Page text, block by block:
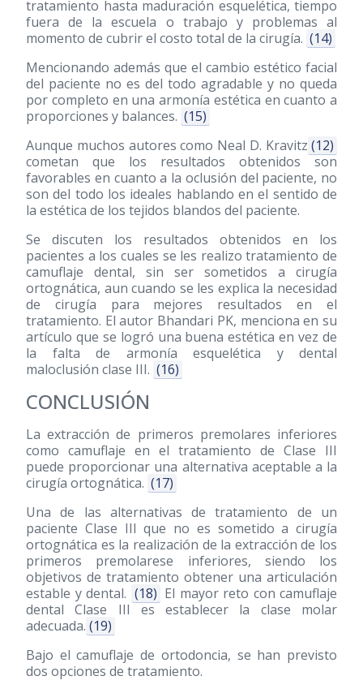
tratamiento hasta maduración esquelética, tiempo
fuera de la escuela o trabajo y problemas al
momento de cubrir el costo total de la cirugía. (14)
Mencionando además que el cambio estético facial
del paciente no es del todo agradable y no queda
por completo en una armonía estética en cuanto a
proporciones y balances. (15)
Aunque muchos autores como Neal D. Kravitz (12)
cometan que los resultados obtenidos son
favorables en cuanto a la oclusión del paciente, no
son del todo los ideales hablando en el sentido de
la estética de los tejidos blandos del paciente.
Se discuten los resultados obtenidos en los
pacientes a los cuales se les realizo tratamiento de
camuflaje dental, sin ser sometidos a cirugía
ortognática, aun cuando se les explica la necesidad
de cirugía para mejores resultados en el
tratamiento. El autor Bhandari PK, menciona en su
artículo que se logró una buena estética en vez de
la falta de armonía esquelética y dental
maloclusión clase III. (16)
CONCLUSIÓN
La extracción de primeros premolares inferiores
como camuflaje en el tratamiento de Clase III
puede proporcionar una alternativa aceptable a la
cirugía ortognática. (17)
Una de las alternativas de tratamiento de un
paciente Clase III que no es sometido a cirugía
ortognática es la realización de la extracción de los
primeros premolarese inferiores, siendo los
objetivos de tratamiento obtener una articulación
estable y dental. (18) El mayor reto con camuflaje
dental Clase III es establecer la clase molar
adecuada. (19)
Bajo el camuflaje de ortodoncia, se han previsto
dos opciones de tratamiento.